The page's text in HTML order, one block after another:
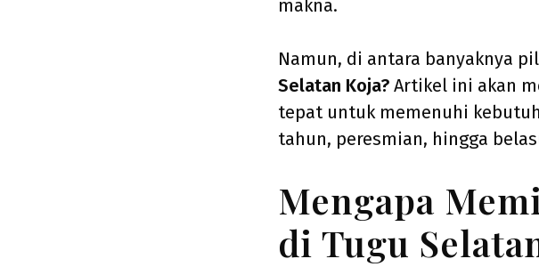
makna.
Namun, di antara banyaknya
Selatan Koja? Artikel ini akan
tepat untuk memenuhi
tahun, peresmian, hingga
Mengapa
di Tugu